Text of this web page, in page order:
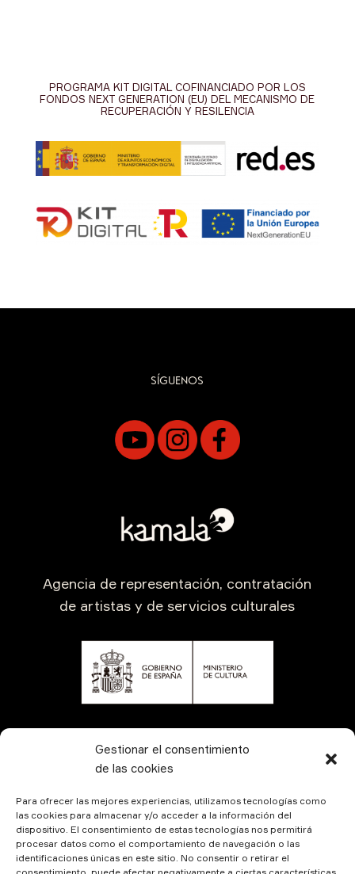
Gestionar el consentimiento
de las cookies
Para ofrecer las mejores experiencias, utilizamos tecnologías como
las cookies para almacenar y/o acceder a la información del
dispositivo. El consentimiento de estas tecnologías nos permitirá
procesar datos como el comportamiento de navegación o las
identificaciones únicas en este sitio. No consentir o retirar el
PROGRAMA KIT DIGITAL COFINANCIADO POR LOS
FONDOS NEXT GENERATION (EU) DEL MECANISMO DE
RECUPERACIÓN Y RESILENCIA
SÍGUENOS
Agencia de representación, contratación
de artistas y de servicios culturales